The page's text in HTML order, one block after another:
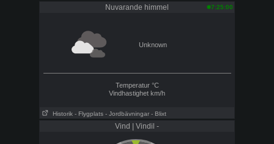
Nuvarande himmel 7:25:00
Unknown
Temperatur °C
Vindhastighet km/h
Historik - Flygplats - Jordbävningar - Blixt
Vind | Vindil -